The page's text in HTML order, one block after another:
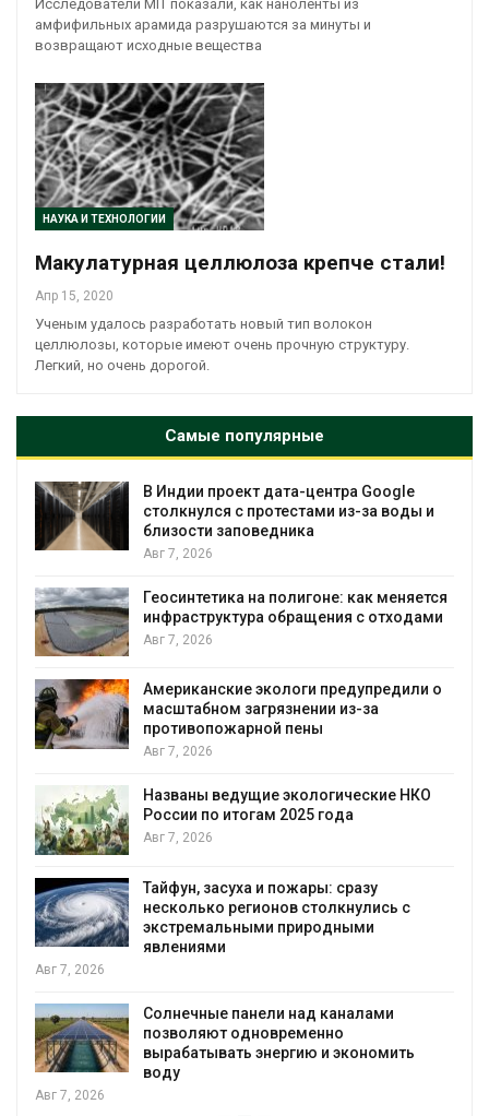
Исследователи MIT показали, как наноленты из
амфифильных арамида разрушаются за минуты и
возвращают исходные вещества
НАУКА И ТЕХНОЛОГИИ
Макулатурная целлюлоза крепче стали!
Апр 15, 2020
Ученым удалось разработать новый тип волокон
целлюлозы, которые имеют очень прочную структуру.
Легкий, но очень дорогой.
Самые популярные
В Индии проект дата-центра Google
столкнулся с протестами из-за воды и
близости заповедника
Авг 7, 2026
Геосинтетика на полигоне: как меняется
инфраструктура обращения с отходами
Авг 7, 2026
Американские экологи предупредили о
масштабном загрязнении из-за
противопожарной пены
Авг 7, 2026
Названы ведущие экологические НКО
России по итогам 2025 года
Авг 7, 2026
Тайфун, засуха и пожары: сразу
несколько регионов столкнулись с
экстремальными природными
явлениями
Авг 7, 2026
Солнечные панели над каналами
позволяют одновременно
вырабатывать энергию и экономить
воду
Авг 7, 2026